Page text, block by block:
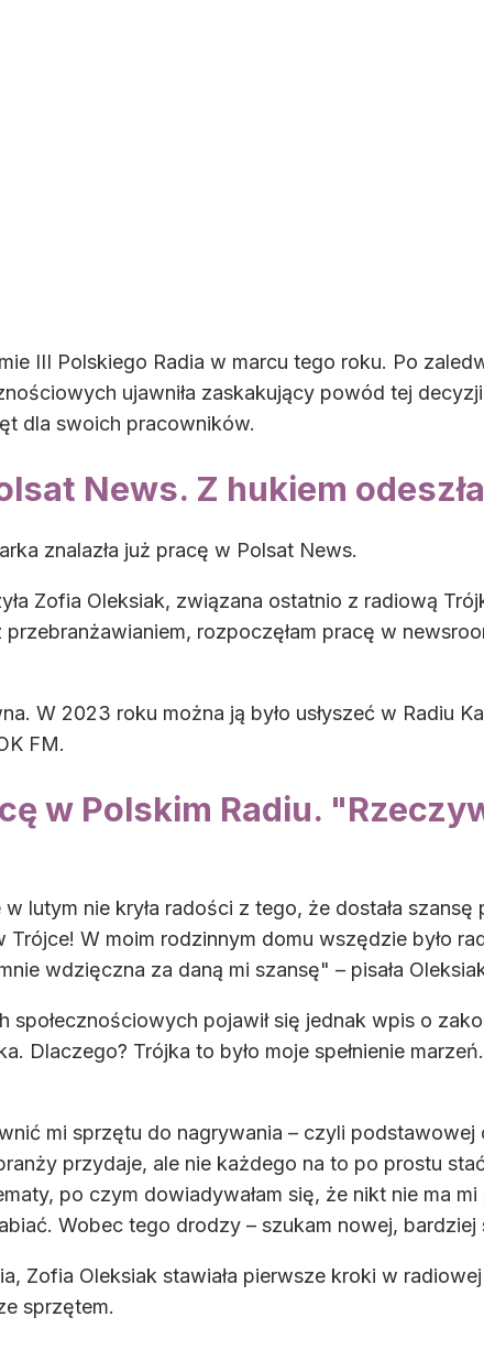
III Polskiego Radia w marcu tego roku. Po
ujawniła zaskakujący powód tej
dla swoich pracowników.
News. Z hukiem
znalazła już pracę w Polsat News.
Zofia Oleksiak, związana ostatnio z radiową
rozpoczęłam pracę w
W 2023 roku można ją było usłyszeć w Radiu
FM.
w Polskim Radiu.
w lutym nie kryła radości z tego, że dostała szansę
Trójce! W moim rodzinnym domu wszędzie było
wdzięczna za daną mi szansę" – pisała
społecznościowych pojawił się jednak wpis o
Dlaczego? Trójka to było moje spełnienie
mi sprzętu do nagrywania – czyli
przydaje, ale nie każdego na to po prostu
po czym dowiadywałam się, że nikt nie ma
Wobec tego drodzy – szukam nowej, bardziej
Zofia Oleksiak stawiała pierwsze kroki w
sprzętem.